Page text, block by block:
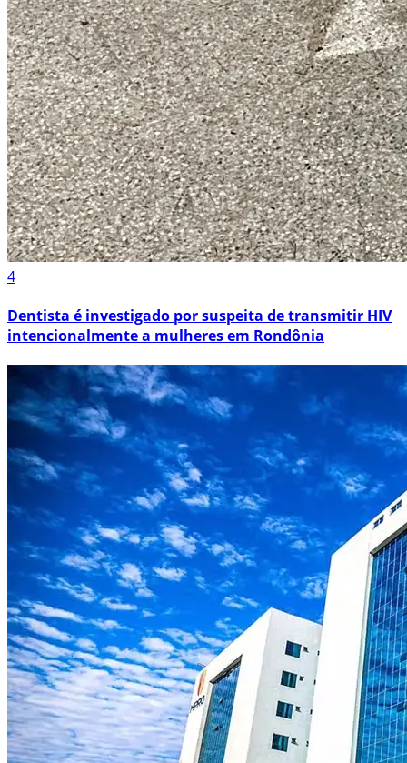
4
Dentista é investigado por suspeita de transmitir HIV
intencionalmente a mulheres em Rondônia